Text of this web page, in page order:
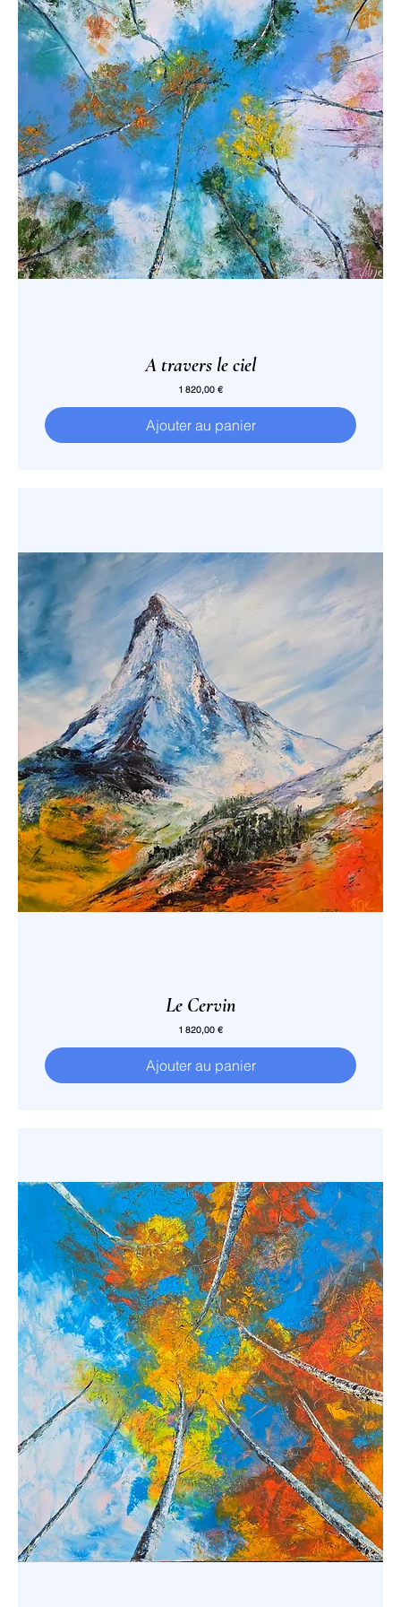
A travers le ciel
Prix
1 820,00 €
Ajouter au panier
Le Cervin
Prix
1 820,00 €
Ajouter au panier